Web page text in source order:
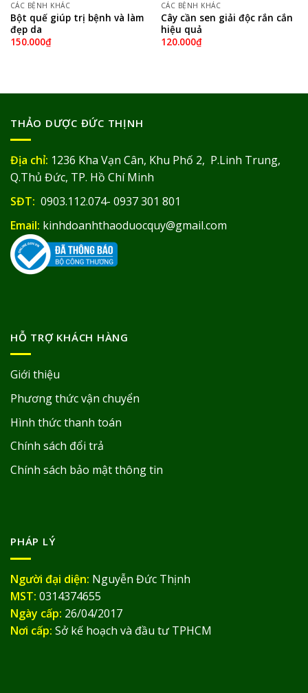
CÁC BỆNH KHÁC
Bột quế giúp trị bệnh và làm
đẹp da
150.000₫
CÁC BỆNH KHÁC
Cây cần sen giải độc rắn cắn
hiệu quả
120.000₫
THẢO DƯỢC ĐỨC THỊNH
Địa chỉ: 1236 Kha Vạn Cân, Khu Phố 2, P.Linh Trung,
Q.Thủ Đức, TP. Hồ Chí Minh
SĐT: 0903.112.074- 0937 301 801
Email: kinhdoanhthaoduocquy@gmail.com
HỖ TRỢ KHÁCH HÀNG
Giới thiệu
Phương thức vận chuyển
Hình thức thanh toán
Chính sách đổi trả
Chính sách bảo mật thông tin
PHÁP LÝ
Người đại diện: Nguyễn Đức Thịnh
MST: 0314374655
Ngày cấp: 26/04/2017
Nơi cấp: Sở kế hoạch và đầu tư TPHCM